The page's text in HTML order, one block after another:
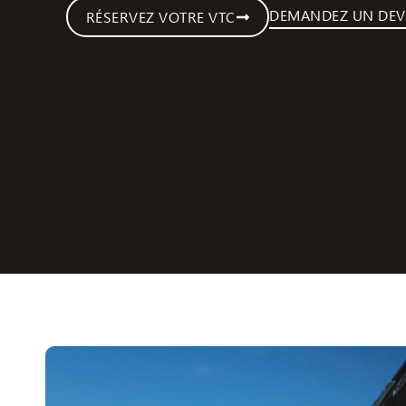
RÉSERVEZ VOTRE VTC DEMANDEZ UN